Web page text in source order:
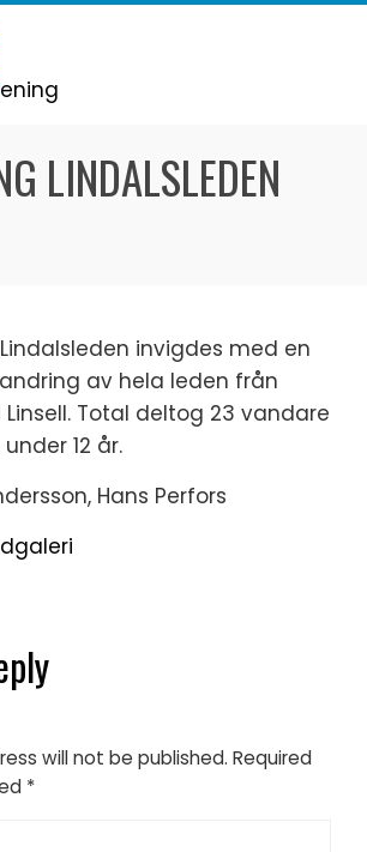
LINDALSLEDEN
invigdes med en
av hela leden från
Total deltog 23 vandare
12 år.
Hans Perfors
will not be published. Required
*